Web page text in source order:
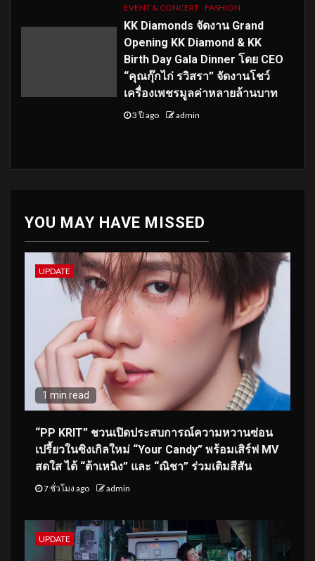
EVENT & CONCERT FASHION
KK Diamonds จัดงาน Grand
Opening KK Diamond & KK
Birth Day Gala Dinner โดย CEO
“คุณกุ๊กไก่ รวิสรา” จัดงานโชว์
เครื่องเพชรมูลค่าหลายล้านบาท
3 ปี ago admin
YOU MAY HAVE MISSED
UPDATE
1 min read
“PP KRIT” ชวนเปิดประสบการณ์ความหวานซ่อน
เปรี้ยวในซิงเกิลใหม่ “Your Candy” พร้อมเสิร์ฟ MV
สดใส ได้ “ต้าเหนิง” และ “ณิชา” ร่วมเติมสีสัน
7 ชั่วโมง ago admin
UPDATE